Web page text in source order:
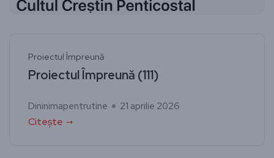
Proiectul Împreună
Proiectul Împreună (111)
Dininimapentrutine 21 aprilie 2026
Citește